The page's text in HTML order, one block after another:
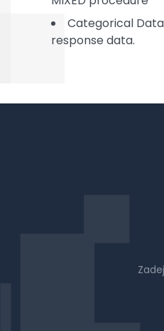
Categorical
response data.